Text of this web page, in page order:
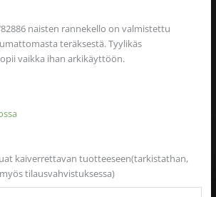
naisten rannekello on valmistettu
teräksestä. Tyylikäs
vaikka ihan arkikäyttöön.
kaiverrettavan tuotteeseen(tarkistathan,
tilausvahvistuksessa)